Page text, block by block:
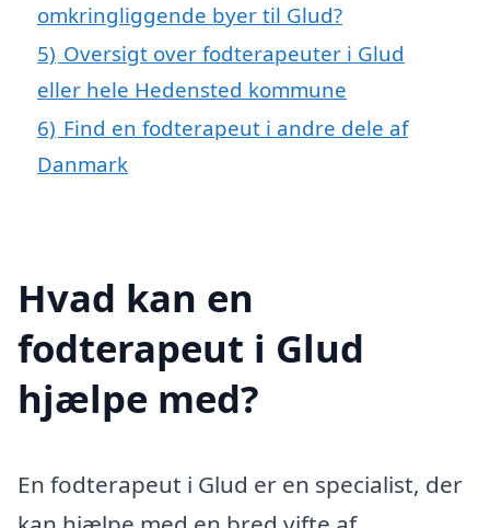
omkringliggende byer til Glud?
5) Oversigt over fodterapeuter i Glud
eller hele Hedensted kommune
6) Find en fodterapeut i andre dele af
Danmark
Hvad kan en
fodterapeut i Glud
hjælpe med?
En fodterapeut i Glud er en specialist, der